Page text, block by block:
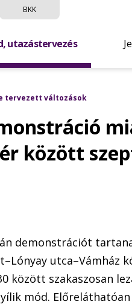
BKK
utazástervezés
tervezett változások
között
demonstrációt
utca–Vámház
között szakaszosan
mód.